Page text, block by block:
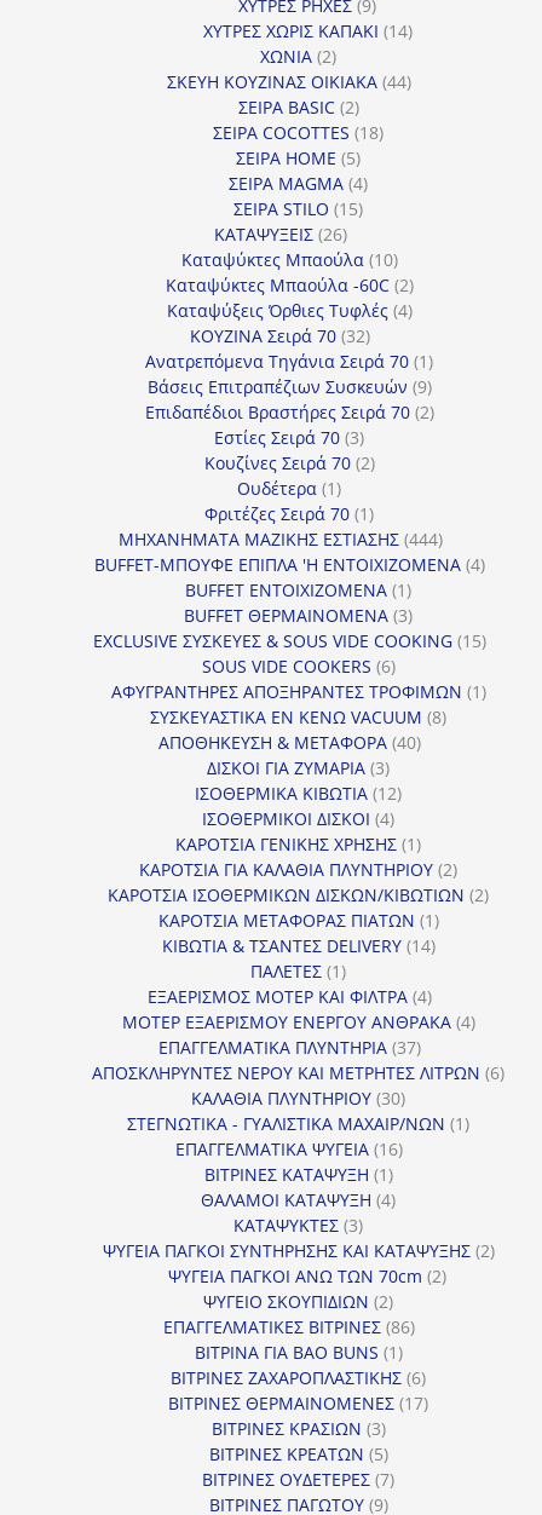
ΧΥΤΡΕΣ ΡΗΧΕΣ 99
προϊόντα
ΧΥΤΡΕΣ ΧΩΡΙΣ ΚΑΠΑΚΙ 1414
ΧΩΝΙΑ 22
προϊόντα
ΣΚΕΥΗ ΚΟΥΖΙΝΑΣ ΟΙΚΙΑΚΑ 4444
ΣΕΙΡΑ BASIC 22
προϊόντα
ΣΕΙΡΑ COCOTTES 1818
ΣΕΙΡΑ HOME 55
προϊόντα
ΣΕΙΡΑ MAGMA 44
προϊόντα
ΣΕΙΡΑ STILO 1515
ΚΑΤΑΨΥΞΕΙΣ 2626
προϊόντα
Καταψύκτες Μπαούλα 1010
προϊόντα
Καταψύκτες Μπαούλα -60C 22
προϊόντα
Καταψύξεις Όρθιες Τυφλές 44
ΚΟΥΖΙΝΑ Σειρά 70 3232
προϊόντα
Ανατρεπόμενα Τηγάνια Σειρά 70 11
προϊόν
Βάσεις Επιτραπέζιων Συσκευών 99
προϊόντα
Επιδαπέδιοι Βραστήρες Σειρά 70 22
Εστίες Σειρά 70 33
προϊόντα
Κουζίνες Σειρά 70 22
Ουδέτερα 11
προϊόν
Φριτέζες Σειρά 70 11
προϊόν
ΜΗΧΑΝΗΜΑΤΑ ΜΑΖΙΚΗΣ ΕΣΤΙΑΣΗΣ 444444
προϊόντα
BUFFET-ΜΠΟΥΦΕ ΕΠΙΠΛΑ 'Η ΕΝΤΟΙΧΙΖΟΜΕΝΑ 44
BUFFET ΕΝΤΟΙΧΙΖΟΜΕΝΑ 11
προϊόν
BUFFET ΘΕΡΜΑΙΝΟΜΕΝΑ 33
προϊόντα
EXCLUSIVE ΣΥΣΚΕΥΕΣ & SOUS VIDE COOKING 1515
SOUS VIDE COOKERS 66
προϊόντα
ΑΦΥΓΡΑΝΤΗΡΕΣ ΑΠΟΞΗΡΑΝΤΕΣ ΤΡΟΦΙΜΩΝ 11
ΣΥΣΚΕΥΑΣΤΙΚΑ ΕΝ ΚΕΝΩ VACUUM 88
ΑΠΟΘΗΚΕΥΣΗ & ΜΕΤΑΦΟΡΑ 4040
ΔΙΣΚΟΙ ΓΙΑ ΖΥΜΑΡΙΑ 33
προϊόντα
ΙΣΟΘΕΡΜΙΚΑ ΚΙΒΩΤΙΑ 1212
ΙΣΟΘΕΡΜΙΚΟΙ ΔΙΣΚΟΙ 44
προϊόντα
ΚΑΡΟΤΣΙΑ ΓΕΝΙΚΗΣ ΧΡΗΣΗΣ 11
προϊόν
ΚΑΡΟΤΣΙΑ ΓΙΑ ΚΑΛΑΘΙΑ ΠΛΥΝΤΗΡΙΟΥ 22
προϊόντα
ΚΑΡΟΤΣΙΑ ΙΣΟΘΕΡΜΙΚΩΝ ΔΙΣΚΩΝ/ΚΙΒΩΤΙΩΝ 22
ΚΑΡΟΤΣΙΑ ΜΕΤΑΦΟΡΑΣ ΠΙΑΤΩΝ 11
προϊόν
ΚΙΒΩΤΙΑ & ΤΣΑΝΤΕΣ DELIVERY 1414
ΠΑΛΕΤΕΣ 11
προϊόν
ΕΞΑΕΡΙΣΜΟΣ ΜΟΤΕΡ ΚΑΙ ΦΙΛΤΡΑ 44
προϊόντα
ΜΟΤΕΡ ΕΞΑΕΡΙΣΜΟΥ ΕΝΕΡΓΟΥ ΑΝΘΡΑΚΑ 44
ΕΠΑΓΓΕΛΜΑΤΙΚΑ ΠΛΥΝΤΗΡΙΑ 3737
προϊόντα
ΑΠΟΣΚΛΗΡΥΝΤΕΣ ΝΕΡΟΥ ΚΑΙ ΜΕΤΡΗΤΕΣ ΛΙΤΡΩΝ 66
ΚΑΛΑΘΙΑ ΠΛΥΝΤΗΡΙΟΥ 3030
προϊόντα
ΣΤΕΓΝΩΤΙΚΑ - ΓΥΑΛΙΣΤΙΚΑ ΜΑΧΑΙΡ/ΝΩΝ 11
ΕΠΑΓΓΕΛΜΑΤΙΚΑ ΨΥΓΕΙΑ 1616
ΒΙΤΡΙΝΕΣ ΚΑΤΑΨΥΞΗ 11
προϊόν
ΘΑΛΑΜΟΙ ΚΑΤΑΨΥΞΗ 44
ΚΑΤΑΨΥΚΤΕΣ 33
προϊόντα
ΨΥΓΕΙΑ ΠΑΓΚΟΙ ΣΥΝΤΗΡΗΣΗΣ ΚΑΙ ΚΑΤΑΨΥΞΗΣ 22
ΨΥΓΕΙΑ ΠΑΓΚΟΙ ΑΝΩ ΤΩΝ 70cm 22
ΨΥΓΕΙΟ ΣΚΟΥΠΙΔΙΩΝ 22
προϊόντα
ΕΠΑΓΓΕΛΜΑΤΙΚΕΣ ΒΙΤΡΙΝΕΣ 8686
ΒΙΤΡΙΝΑ ΓΙΑ BAO BUNS 11
προϊόν
ΒΙΤΡΙΝΕΣ ΖΑΧΑΡΟΠΛΑΣΤΙΚΗΣ 66
προϊόντα
ΒΙΤΡΙΝΕΣ ΘΕΡΜΑΙΝΟΜΕΝΕΣ 1717
ΒΙΤΡΙΝΕΣ ΚΡΑΣΙΩΝ 33
προϊόντα
ΒΙΤΡΙΝΕΣ ΚΡΕΑΤΩΝ 55
προϊόντα
ΒΙΤΡΙΝΕΣ ΟΥΔΕΤΕΡΕΣ 77
ΒΙΤΡΙΝΕΣ ΠΑΓΩΤΟΥ 99